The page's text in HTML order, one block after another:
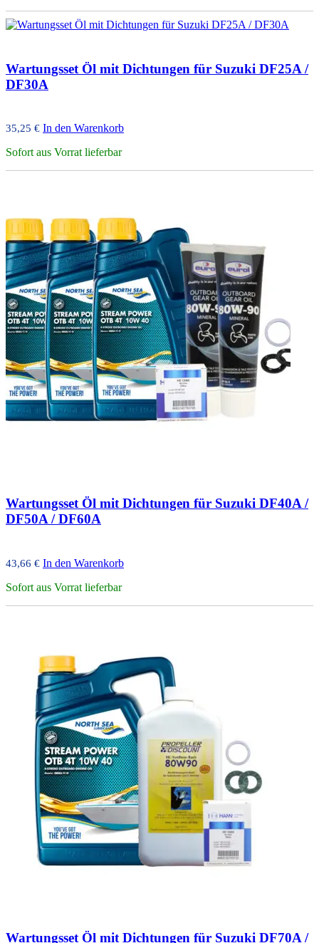
Wartungsset Öl mit Dichtungen für Suzuki DF25A /
DF30A
35,25 € In den Warenkorb
Sofort aus Vorrat lieferbar
Wartungsset Öl mit Dichtungen für Suzuki DF40A /
DF50A / DF60A
43,66 € In den Warenkorb
Sofort aus Vorrat lieferbar
Wartungsset Öl mit Dichtungen für Suzuki DF70A /